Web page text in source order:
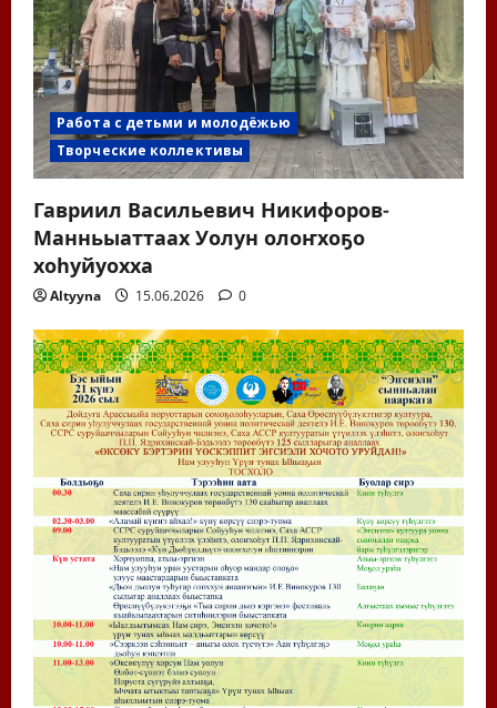
Работа с детьми и молодёжью
Творческие коллективы
Гавриил Васильевич Никифоров-
Манньыаттаах Уолун олоҥхоҕо
хоһуйуохха
Altyyna 15.06.2026 0